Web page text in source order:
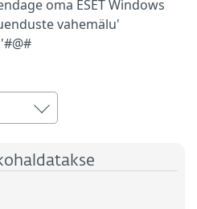
oma ESET Windows
vahemälu'